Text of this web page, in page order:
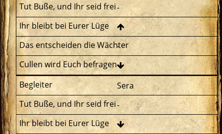
-
-
Sera
-